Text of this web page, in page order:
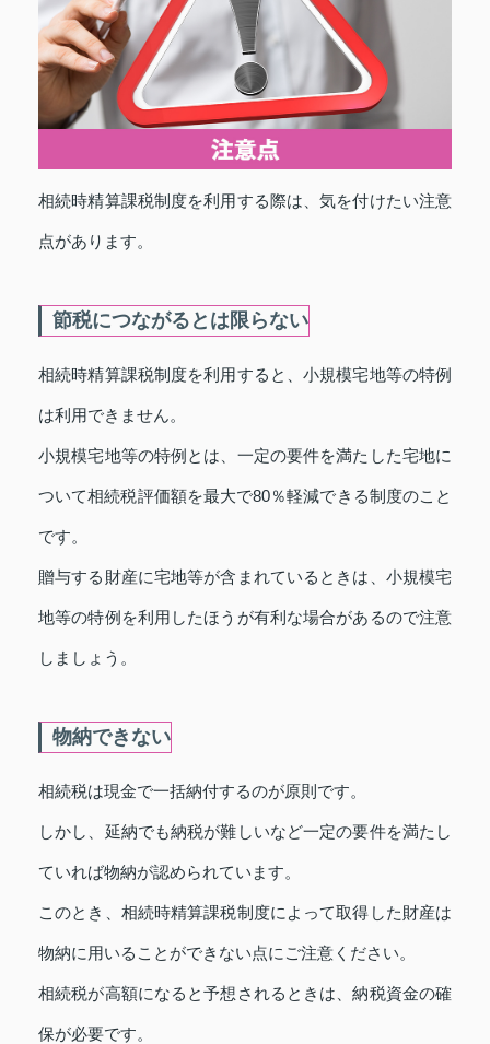
相続時精算課税制度を利用する際は、気を付けたい注意
点があります。
節税につながるとは限らない
相続時精算課税制度を利用すると、小規模宅地等の特例
は利用できません。
小規模宅地等の特例とは、一定の要件を満たした宅地に
ついて相続税評価額を最大で80％軽減できる制度のこと
です。
贈与する財産に宅地等が含まれているときは、小規模宅
地等の特例を利用したほうが有利な場合があるので注意
しましょう。
物納できない
相続税は現金で一括納付するのが原則です。
しかし、延納でも納税が難しいなど一定の要件を満たし
ていれば物納が認められています。
このとき、相続時精算課税制度によって取得した財産は
物納に用いることができない点にご注意ください。
相続税が高額になると予想されるときは、納税資金の確
保が必要です。